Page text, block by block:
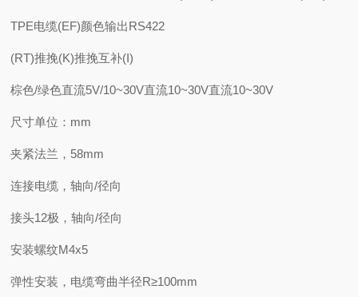
TPE电缆(EF)颜色输出RS422
(RT)推挽(K)推挽互补(I)
棕色/绿色直流5V/10~30V直流10~30V直流10~30V
尺寸单位：mm
夹紧法兰，58mm
连接电缆，轴向/径向
接头12极，轴向/径向
安装螺纹M4x5
弹性安装，电缆弯曲半径R≥100mm